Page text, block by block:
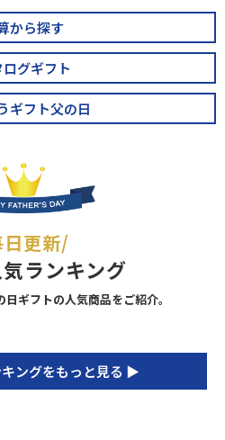
から探す
ログギフト
ギフト父の日
更新/
ランキング
ギフトの人気商品をご紹介。
ングをもっと見る ▶